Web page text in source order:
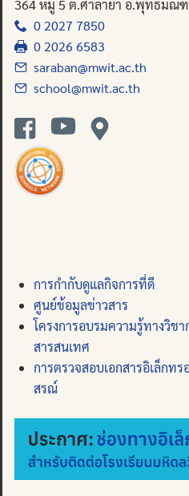
364 หมู่ 5 ต.ศาลายา อ.พุทธมณ
0 2027 7850
0 2026 6583
saraban@mwit.ac.th
school@mwit.ac.th
การกำกับดูแลกิจการที่ดี
ศูนย์ข้อมูลข่าวสาร
โครงการอบรมความรู้ทางวิชา
สารสนเทศ
การตรวจสอบเอกสารอิเล็กท
สรณ์